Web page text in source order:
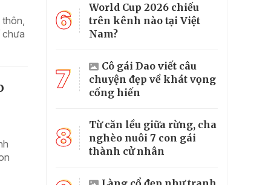
chưa
6
World Cup 2026 chiếu
trên kênh nào tại Việt
Nam?
7
Cô gái Dao viết câu
chuyện đẹp về khát vọng
cống hiến
8
Từ căn lều giữa rừng, cha
nghèo nuôi 7 con gái
thành cử nhân